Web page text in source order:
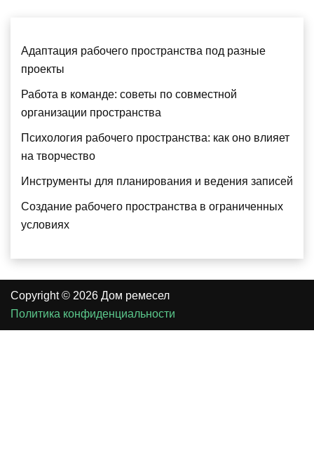
Адаптация рабочего пространства под разные
проекты
Работа в команде: советы по совместной
организации пространства
Психология рабочего пространства: как оно влияет
на творчество
Инструменты для планирования и ведения записей
Создание рабочего пространства в ограниченных
условиях
Copyright © 2026 Дом ремесел
Политика конфиденциальности